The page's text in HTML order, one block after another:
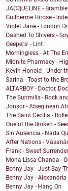
JACQUELINE - Bramble
Guilherme Hirose -
Violet Jane - London
Dashed To Shivers -
Geepers! - Lint
Morningless - At The
Midnite Pharmacy -
Kevin Honold - Under
Sarina - Toast to the
ALTARBOY - Doctor,
The Sunmills - Rock and
Jonsor - Atseginean
The Saint Cecilia -
One of the Broken -
Sin Ausencia - Nada
After Nations -
Frank - Sweet
Mona Lissa Chanda -
Benny Jay - Just Say
Benny Jay - Alexandria
Benny Jay - Hang On